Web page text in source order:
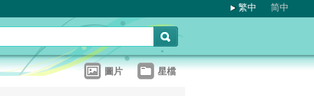
繁中 简中
圖片 星檔